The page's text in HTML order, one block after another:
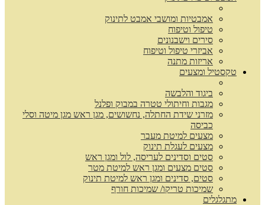
אמבטיות ומושבי אמבט לתינוק
טיפול וטיפוח
סירים וישבנונים
אביזרי טיפול וטיפוח
אריזות מתנה
טקסטיל ומצעים
ביגוד והלבשה
מגבות וחיתולי טטרה במבוק ופלנל
מזרני שידת החתלה, נחשושים, מגן ראש מגן מיטה וסלי
כביסה
מצעים למיטת מעבר
מצעים לעגלת תינוק
סטים וסדינים לעריסה, לול ומגן ראש
סטים מצעים ומגן ראש למיטת מטר
סטים, סדינים ומגן ראש למיטת תינוק
שמיכות טריקו/ שמיכות חורף
מתגלגלים